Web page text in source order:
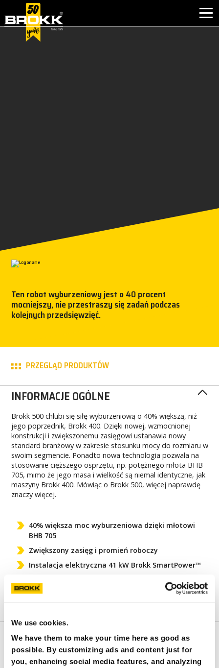
We use cookies.
We have them to make your time here as good as
possible. By customizing ads and content just for
you, enhancing social media features, and analyzing
window.dataLayer = window.dataLayer || []; function gtag(){dataLayer.push(arguments);} gtag('js', new
Date()); gtag('config', 'G-BE6T2PVZWW');
KARIERA
MY BROKK
SZUKAJ
Ten robot wyburzeniowy jest o 40 procent
mocniejszy, nie przestraszy się zadań podczas
kolejnych przedsięwzięć.
PRZEGLĄD PRODUKTÓW
INFORMACJE OGÓLNE
Brokk 500 chlubi się siłę wyburzeniową o 40% większą, niż
jego poprzednik, Brokk 400. Dzięki nowej, wzmocnionej
konstrukcji i zwiększonemu zasięgowi ustanawia nowy
standard branżowy w zakresie stosunku mocy do rozmiaru w
swoim segmencie. Ponadto nowa technologia pozwala na
stosowanie cięższego osprzętu, np. potężnego młota BHB
705, mimo że jego masa i wielkość są niemal identyczne, jak
maszyny Brokk 400. Mówiąc o Brokk 500, więcej naprawdę
znaczy więcej.
40% większa moc wyburzeniowa dzięki młotowi
BHB 705
Zwiększony zasięg i promień roboczy
Instalacja elektryczna 41 kW Brokk SmartPower™
Kompatybilny ze wszystkimi elementami osprzętu
Brokk 400
FUNKCJE